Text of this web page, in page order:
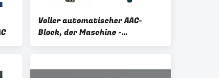
Voller automatischer AAC-
Block, der Maschine -
freitragende Art einzelnes
Pumpe herstellt